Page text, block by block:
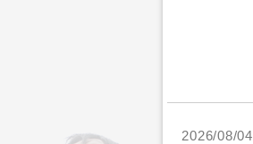
2026/08/04